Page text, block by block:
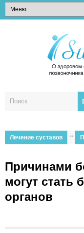
Лечение суставов "
Причинами
могут стать
органов